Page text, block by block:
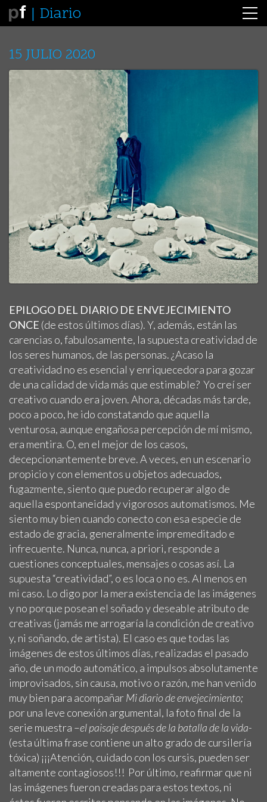
Diario
15 JULIO 2020
EPILOGO DEL DIARIO DE ENVEJECIMIENTO
ONCE (de estos últimos días). Y, además, están las
carencias o, fabulosamente, la supuesta creatividad de
los seres humanos, de las personas. ¿Acaso la
creatividad no es esencial y enriquecedora para gozar
de una calidad de vida más que estimable? Yo creí ser
creativo cuando era joven. Ahora, décadas más tarde,
poco a poco, he ido constatando que aquella
venturosa, aunque engañosa percepción de mí mismo,
era mentira. O, en el mejor de los casos,
decepcionantemente breve. A veces, en un escenario
propicio y con elementos u objetos adecuados,
fugazmente, siento que puedo recuperar algo de
aquella espontaneidad y vigorosos automatismos. Me
siento muy bien cuando conecto con esa especie de
estado de gracia, generalmente impremeditado e
infrecuente. Nunca, nunca, a priori, responde a
cuestiones conceptuales, mensajes o cosas así. La
supuesta “creatividad”, o es loca o no es. Al menos en
mi caso. Lo digo por la mera existencia de las imágenes
y no porque posean el soñado y deseable atributo de
creativas (jamás me arrogaría la condición de creativo
y, ni soñando, de artista). El caso es que todas las
imágenes de estos últimos días, realizadas el pasado
año, de un modo automático, a impulsos absolutamente
improvisados, sin causa, motivo o razón, me han venido
muy bien para acompañarMi diario de envejecimiento;
por una leve conexión argumental, la foto final de la
serie muestra –el paisaje después de la batalla de la vida-
(esta última frase contiene un alto grado de cursilería
tóxica) ¡¡¡Atención, cuidado con los cursis, pueden ser
altamente contagiosos!!! Por último, reafirmar que ni
las imágenes fueron creadas para estos textos, ni